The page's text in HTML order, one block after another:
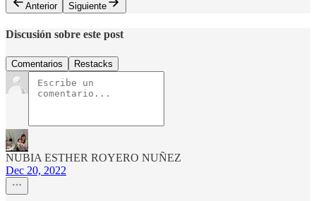
Anterior
Siguiente
Discusión sobre este post
Comentarios Restacks
NUBIA ESTHER ROYERO NUÑEZ
Dec 20, 2022